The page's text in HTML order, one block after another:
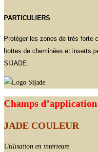
PARTICULIERS
Protéger les zones de très forte
hottes de cheminées et inserts
SIJADE.
Champs
JADE COULEUR
Utilisation en intérieure